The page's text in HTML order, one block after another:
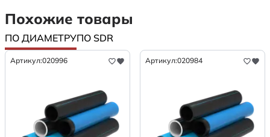
Похожие товары
ПО ДИАМЕТРУПО SDR
Артикул:020996 Артикул:020984